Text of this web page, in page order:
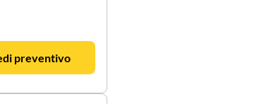
preventivo